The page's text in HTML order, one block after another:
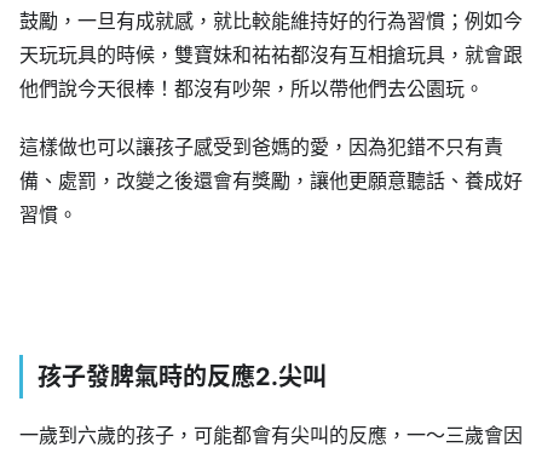
鼓勵，一旦有成就感，就比較能維持好的行為習慣；例如今
天玩玩具的時候，雙寶妹和祐祐都沒有互相搶玩具，就會跟
他們說今天很棒！都沒有吵架，所以帶他們去公園玩。
這樣做也可以讓孩子感受到爸媽的愛，因為犯錯不只有責
備、處罰，改變之後還會有獎勵，讓他更願意聽話、養成好
習慣。
孩子發脾氣時的反應2.尖叫
一歲到六歲的孩子，可能都會有尖叫的反應，一～三歲會因